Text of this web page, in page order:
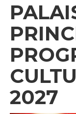
2027